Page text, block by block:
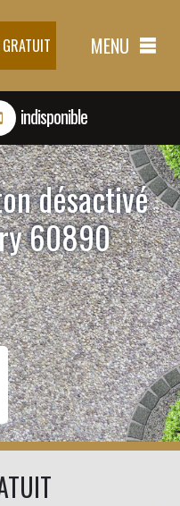
MENU
indisponible
désactivé
60890